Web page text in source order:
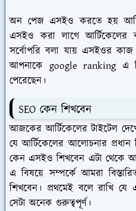
অন পেজ এসইও করতে হয়
এসইও করা লাগে আর্টিকেলের
সর্বোপরি বলা যায় এসইওর
আপনাকে google ranking এ
পেরেছেন।
SEO কেন শিখবেন
আজকের আর্টিকেলের টাইটেল
যে আর্টিকেলের আলোচনার
কেন এসইও শিখবেন এটা থেকে
এ বিষয়ে সম্পর্কে আমরা
শিখবেন। প্রথমেই বলে রাখি যে
সেটা অনেক গুরুত্বপূর্ণ।